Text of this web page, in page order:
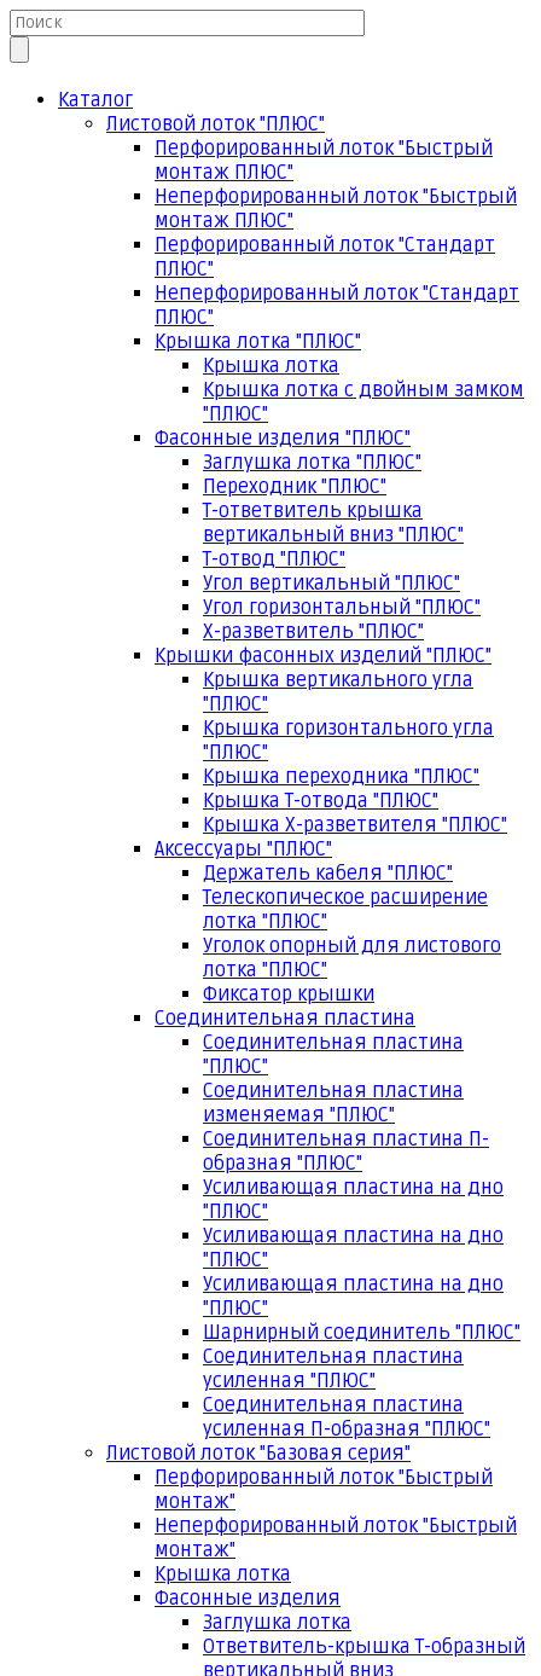
Каталог
Листовой лоток "ПЛЮС"
Перфорированный лоток "Быстрый
монтаж ПЛЮС"
Неперфорированный лоток "Быстрый
монтаж ПЛЮС"
Перфорированный лоток "Стандарт
ПЛЮС"
Неперфорированный лоток "Стандарт
ПЛЮС"
Крышка лотка "ПЛЮС"
Крышка лотка
Крышка лотка с двойным замком
"ПЛЮС"
Фасонные изделия "ПЛЮС"
Заглушка лотка "ПЛЮС"
Переходник "ПЛЮС"
Т-ответвитель крышка
вертикальный вниз "ПЛЮС"
Т-отвод "ПЛЮС"
Угол вертикальный "ПЛЮС"
Угол горизонтальный "ПЛЮС"
Х-разветвитель "ПЛЮС"
Крышки фасонных изделий "ПЛЮС"
Крышка вертикального угла
"ПЛЮС"
Крышка горизонтального угла
"ПЛЮС"
Крышка переходника "ПЛЮС"
Крышка Т-отвода "ПЛЮС"
Крышка Х-разветвителя "ПЛЮС"
Аксессуары "ПЛЮС"
Держатель кабеля "ПЛЮС"
Телескопическое расширение
лотка "ПЛЮС"
Уголок опорный для листового
лотка "ПЛЮС"
Фиксатор крышки
Соединительная пластина
Соединительная пластина
"ПЛЮС"
Соединительная пластина
изменяемая "ПЛЮС"
Соединительная пластина П-
образная "ПЛЮС"
Усиливающая пластина на дно
"ПЛЮС"
Усиливающая пластина на дно
"ПЛЮС"
Усиливающая пластина на дно
"ПЛЮС"
Шарнирный соединитель "ПЛЮС"
Соединительная пластина
усиленная "ПЛЮС"
Соединительная пластина
усиленная П-образная "ПЛЮС"
Листовой лоток "Базовая серия"
Перфорированный лоток "Быстрый
монтаж"
Неперфорированный лоток "Быстрый
монтаж"
Крышка лотка
Фасонные изделия
Заглушка лотка
Ответвитель-крышка Т-образный
вертикальный вниз